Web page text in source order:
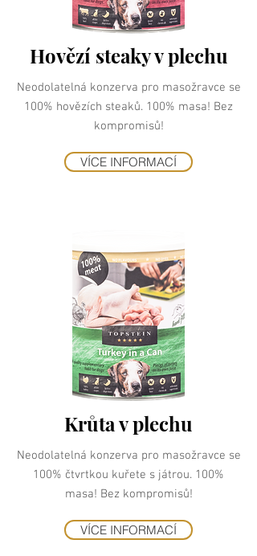
Hovězí steaky v plechu
Neodolatelná konzerva pro masožravce se
100% hovězích steaků. 100% masa! Bez
kompromisů!
VÍCE INFORMACÍ
Krůta v plechu
Neodolatelná konzerva pro masožravce se
100% čtvrtkou kuřete s játrou. 100%
masa! Bez kompromisů!
VÍCE INFORMACÍ